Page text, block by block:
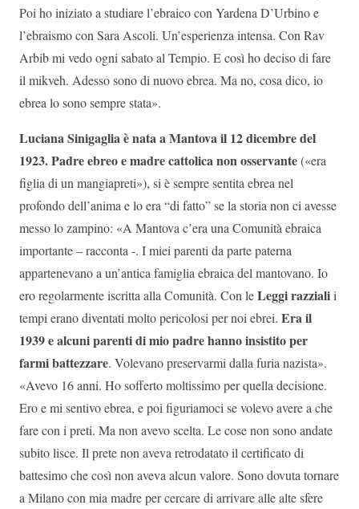
Poi ho iniziato a studiare l’ebraico con Yardena D’Urbino e
l’ebraismo con Sara Ascoli. Un’esperienza intensa. Con Rav
Arbib mi vedo ogni sabato al Tempio. E così ho deciso di fare
il mikveh. Adesso sono di nuovo ebrea. Ma no, cosa dico, io
ebrea lo sono sempre stata».
Luciana Sinigaglia è nata a Mantova il 12 dicembre del
1923. Padre ebreo e madre cattolica non osservante(«era
figlia di un mangiapreti»), si è sempre sentita ebrea nel
profondo dell’anima e lo era “di fatto” se la storia non ci avesse
messo lo zampino: «A Mantova c’era una Comunità ebraica
importante – racconta -. I miei parenti da parte paterna
appartenevano a un’antica famiglia ebraica del mantovano. Io
ero regolarmente iscritta alla Comunità. Con leLeggi razzialii
tempi erano diventati molto pericolosi per noi ebrei. Era il
1939 e alcuni parenti di mio padre hanno insistito per
farmi battezzare. Volevano preservarmi dalla furia nazista».
«Avevo 16 anni. Ho sofferto moltissimo per quella decisione.
Ero e mi sentivo ebrea, e poi figuriamoci se volevo avere a che
fare con i preti. Ma non avevo scelta. Le cose non sono andate
subito lisce. Il prete non aveva retrodatato il certificato di
battesimo che così non aveva alcun valore. Sono dovuta tornare
a Milano con mia madre per cercare di arrivare alle alte sfere